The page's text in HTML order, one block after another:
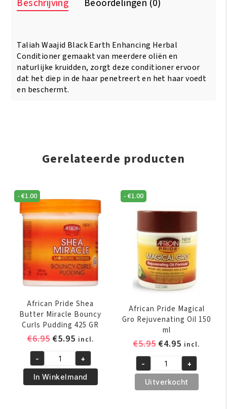
Beschrijving Beoordelingen (0)
Taliah Waajid Black Earth Enhancing Herbal
Conditioner gemaakt van meerdere oliën en
naturlijke kruidden, zorgt deze conditioner ervoor
dat het diep in de haar penetreert en het haar voedt
en beschermt.
Gerelateerde producten
-€1.00
African Pride Shea
Butter Miracle Bouncy
Curls Pudding 425 GR
€6.95 Oorspronkelijke
was:
€6.95.
€5.95Huidige
prijs
is:
€5.95.
incl.
African
Pride
Shea
- +
In Winkelmand
-€1.00
African Pride Magical
Gro Rejuvenating Oil 150
ml
€5.95
was:
€5.95.
€4.95 Huidige
prijs
is:
€4.95.
incl.
African
Pride
Magical
- +
Uitverkocht